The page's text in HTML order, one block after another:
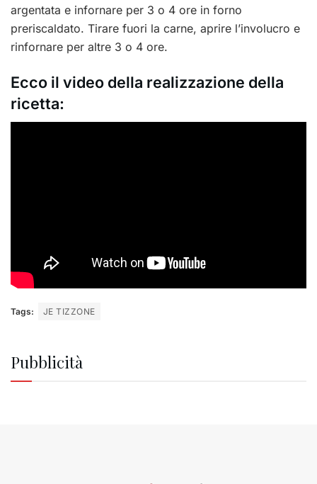
argentata e infornare per 3 o 4 ore in forno
preriscaldato. Tirare fuori la carne, aprire l’involucro e
rinfornare per altre 3 o 4 ore.
Ecco il video della realizzazione della
ricetta:
Tags: JE TIZZONE
Pubblicità